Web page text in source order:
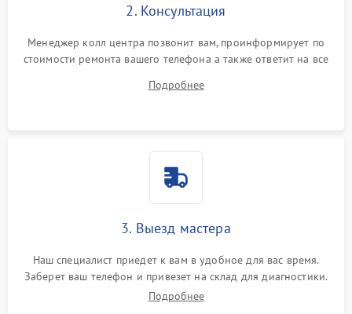
2. Консультация
Менеджер колл центра позвонит вам, проинформирует по
стоимости ремонта вашего телефона а также ответит на все
Подробнее
3. Выезд мастера
Наш специалист приедет к вам в удобное для вас время.
Заберет ваш телефон и привезет на склад для диагностики.
Подробнее